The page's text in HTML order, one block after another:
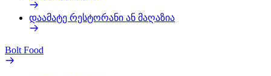
დაამატე რესტორანი ან მაღაზია
Bolt Food